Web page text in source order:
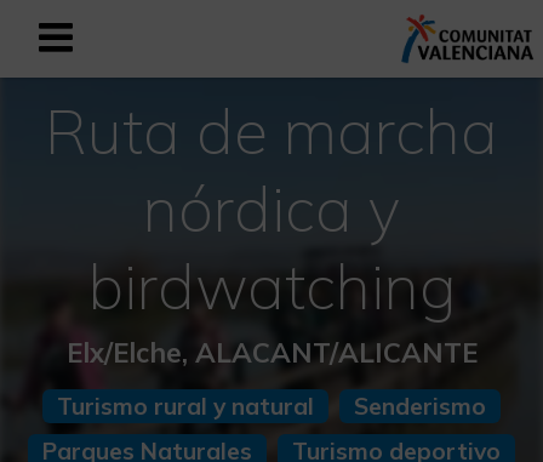
Registrarse como usuario
Registro empresarial
Mediterráneo Activo-Deportivo
Mediterráneo Cultural
Mediterráneo Natural-Rural
Ruta de marcha
nórdica y
birdwatching
Elx/Elche, ALACANT/ALICANTE
Turismo rural y natural
Senderismo
Parques Naturales
Turismo deportivo